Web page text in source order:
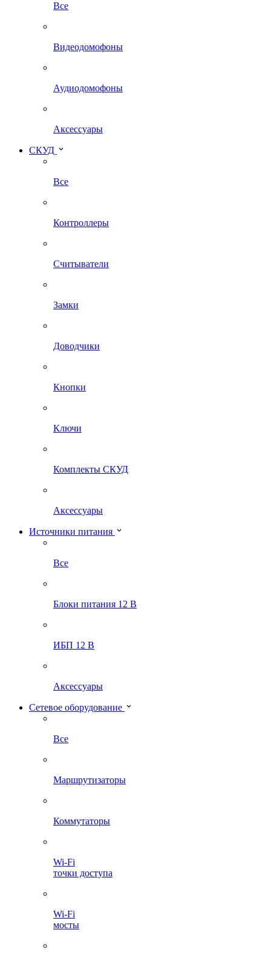
Все
Видеодомофоны
Аудиодомофоны
Аксессуары
СКУД
Все
Контроллеры
Считыватели
Замки
Доводчики
Кнопки
Ключи
Комплекты СКУД
Аксессуары
Источники питания
Все
Блоки питания 12 В
ИБП 12 В
Аксессуары
Сетевое оборудование
Все
Маршрутизаторы
Коммутаторы
Wi-Fi
точки доступа
Wi-Fi
мосты